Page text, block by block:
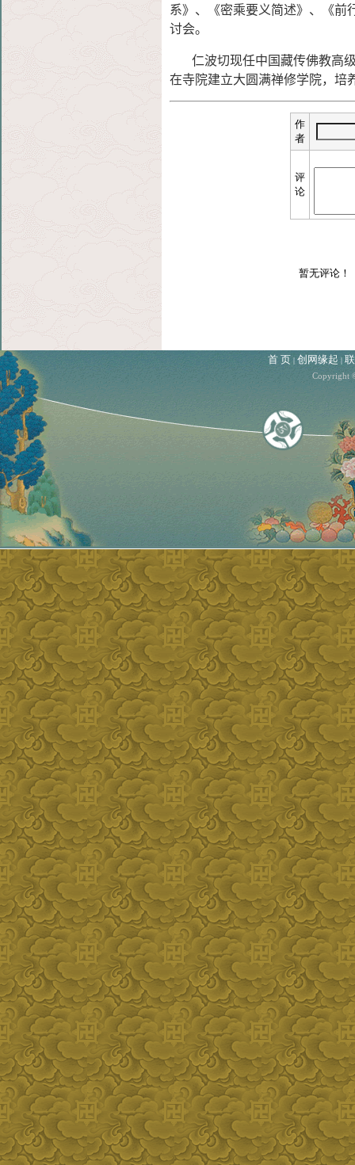
系》、《密乘要义简述》、《前
讨会。
仁波切现任中国藏传佛教高级
在寺院建立大圆满禅修学院，培